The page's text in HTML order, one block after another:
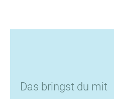
Das bringst du mit